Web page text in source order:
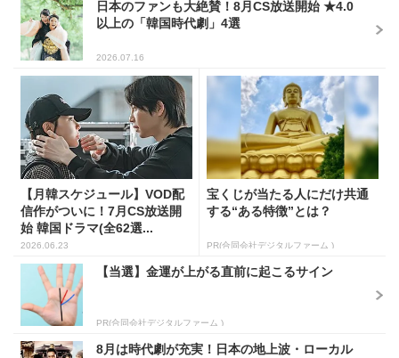
日本のファンも大絶賛！8月CS放送開始 ★4.0
以上の「韓国時代劇」4選
2026.07.16
【月韓スケジュール】VOD配
信作がついに！7月CS放送開
始 韓国ドラマ(全62選...
2026.06.23
宝くじが当たる人にだけ共通
する“ある特徴”とは？
PR(合同会社デジタルファーム )
【当選】金運が上がる直前に起こるサイン
PR(合同会社デジタルファーム )
8月は時代劇が充実！日本の地上波・ローカル